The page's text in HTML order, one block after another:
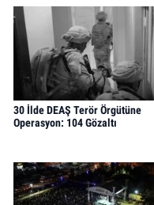
30 İlde DEAŞ Terör Örgütüne
Operasyon: 104 Gözaltı